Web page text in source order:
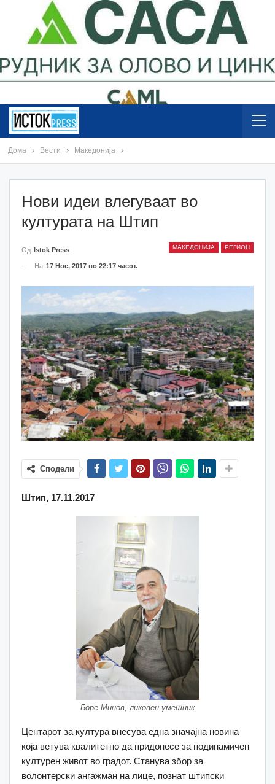
Дома Вести Македонија
Нови идеи влегуваат во
културата на Штип
МАКЕДОНИЈА РЕГИОН
Од Istok Press
На 17 Ное, 2017 во 22:17 часот.
Сподели
Штип, 17.11.2017
Боре Минов, ликовен уметник
Центарот за култура внесува една значајна новина
која ветува квалитетно да придонесе за подинамичен
културен живот во градот. Станува збор за
волонтерски ангажман на лице, познат штипски